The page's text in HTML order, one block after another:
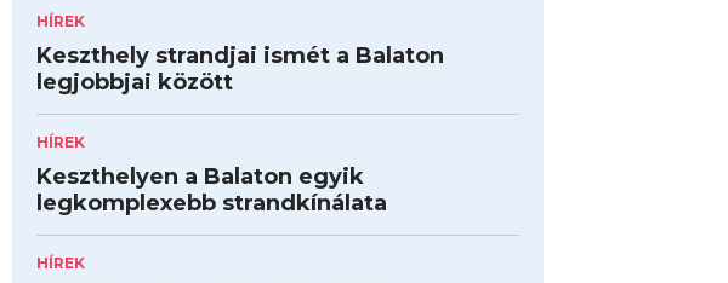
HÍREK
Keszthely strandjai ismét a Balaton
legjobbjai között
HÍREK
Keszthelyen a Balaton egyik
legkomplexebb strandkínálata
HÍREK